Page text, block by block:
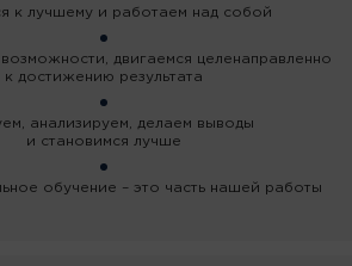
к лучшему и работаем над собой
двигаемся целенаправленно
к достижению результата
анализируем, делаем выводы
и становимся лучше
обучение – это часть нашей работы